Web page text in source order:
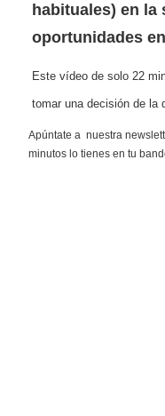
habituales) en la
oportunidades
Este vídeo de solo 22
tomar una decisión de la
Apúntate a nuestra
minutos lo tienes en tu